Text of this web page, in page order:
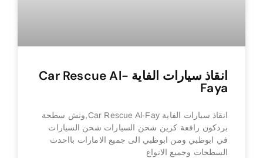
انقاذ سيارات الفاية Car Rescue Al-
Faya
انقاذ سيارات الفاية Car Rescue Al-Fay,ونش سطحة
بردكون رافعة كرين شحن السيارات شحن السيارات
في ابوظبي ومن ابوظبي الى جميع الامارات بااحدث
السطحات وجميع الانواع